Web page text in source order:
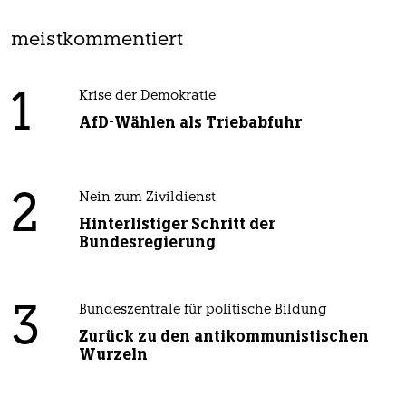
meistkommentiert
1 Krise der Demokratie
AfD-Wählen als Triebabfuhr
2 Nein zum Zivildienst
Hinterlistiger Schritt der
Bundesregierung
3 Bundeszentrale für politische Bildung
Zurück zu den antikommunistischen
Wurzeln